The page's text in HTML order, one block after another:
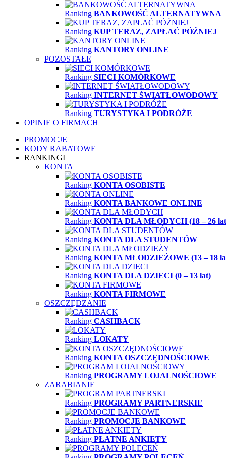
Ranking BANKOWOŚĆ ALTERNATYWNA
Ranking KUP TERAZ, ZAPŁAĆ PÓŹNIEJ
Ranking KANTORY ONLINE
POZOSTAŁE
Ranking SIECI KOMÓRKOWE
Ranking INTERNET ŚWIATŁOWODOWY
Ranking TURYSTYKA I PODRÓŻE
OPINIE O FIRMACH
PROMOCJE
KODY RABATOWE
RANKINGI
KONTA
Ranking KONTA OSOBISTE
Ranking KONTA BANKOWE ONLINE
Ranking KONTA DLA MŁODYCH (18 – 26
Ranking KONTA DLA STUDENTÓW
Ranking KONTA MŁODZIEŻOWE (13 – 18
Ranking KONTA DLA DZIECI (0 – 13 lat)
Ranking KONTA FIRMOWE
OSZCZĘDZANIE
Ranking CASHBACK
Ranking LOKATY
Ranking KONTA OSZCZĘDNOŚCIOWE
Ranking PROGRAMY LOJALNOŚCIOWE
ZARABIANIE
Ranking PROGRAMY PARTNERSKIE
Ranking PROMOCJE BANKOWE
Ranking PŁATNE ANKIETY